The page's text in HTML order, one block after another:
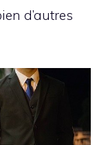
d’autres